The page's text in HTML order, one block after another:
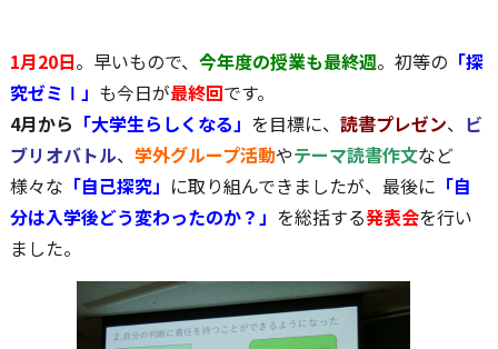
1月20日。早いもので、 今年度の授業も最終週。初等の 「探
究ゼミⅠ」 も今日が最終回です。
4月から 「大学生らしくなる」 を目標に、 読書プレゼン、 ビ
ブリオバトル、 学外グループ活動やテーマ読書作文など
様々な 「自己探究」 に取り組んできましたが、最後に 「自
分は入学後どう変わったのか？」 を総括する発表会を行い
ました。